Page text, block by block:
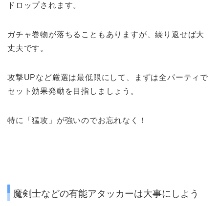
ドロップされます。
ガチャ巻物が落ちることもありますが、繰り返せば大
丈夫です。
攻撃UPなど厳選は最低限にして、まずは全パーティで
セット効果発動 を目指しましょう。
特に「猛攻」が強いのでお忘れなく！
魔剣士などの有能アタッカーは大事にしよう